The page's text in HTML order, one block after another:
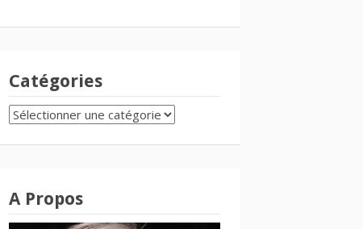
Catégories
CATÉGORIES
A Propos